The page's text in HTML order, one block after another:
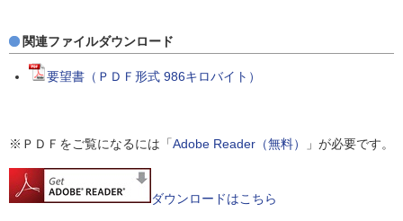
関連ファイルダウンロード
要望書（ＰＤＦ形式 986キロバイト）
※ＰＤＦをご覧になるには「Adobe Reader（無料） 」が必要です。
ダウンロードはこちら